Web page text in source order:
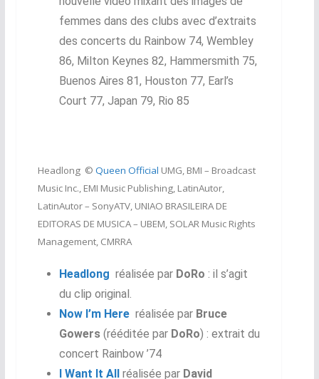
femmes dans des clubs avec d’extraits
des concerts du Rainbow 74, Wembley
86, Milton Keynes 82, Hammersmith 75,
Buenos Aires 81, Houston 77, Earl’s
Court 77, Japan 79, Rio 85
Headlong © Queen Official UMG, BMI – Broadcast
Music Inc., EMI Music Publishing, LatinAutor,
LatinAutor – SonyATV, UNIAO BRASILEIRA DE
EDITORAS DE MUSICA – UBEM, SOLAR Music Rights
Management, CMRRA
Headlong réalisée par DoRo : il s’agit
du clip original.
Now I’m Hereréalisée par Bruce
Gowers(rééditée par DoRo) : extrait du
concert Rainbow ’74
I Want It Allréalisée par David